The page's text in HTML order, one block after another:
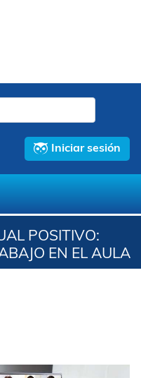
Iniciar sesión
POSITIVO:
EN EL AULA